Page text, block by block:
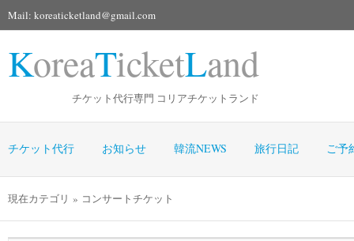
Mail: koreaticketland@gmail.com
KoreaTicketLand
チケット代行専門 コリアチケットランド
チケット代行 お知らせ 韓流NEWS 旅行日記 ご予
現在カテゴリ » コンサートチケット